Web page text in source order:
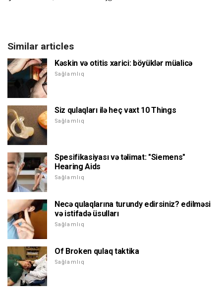
Similar articles
Kəskin və otitis xarici: böyüklər müalicə
Sağlamlıq
Siz qulaqları ilə heç vaxt 10 Things
Sağlamlıq
Spesifikasiyası və təlimat: "Siemens"
Hearing Aids
Sağlamlıq
Necə qulaqlarına turundy edirsiniz? edilməsi
və istifadə üsulları
Sağlamlıq
Of Broken qulaq taktika
Sağlamlıq